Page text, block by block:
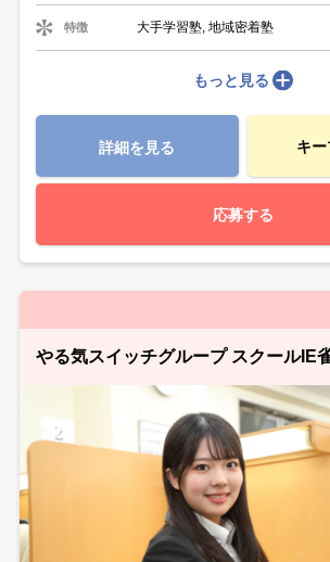
特徴 大手学習塾, 地域密着塾
もっと見る
詳細を見る キ
応募する
やる気スイッチグループ スクールIE